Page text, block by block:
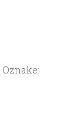
Oznake: